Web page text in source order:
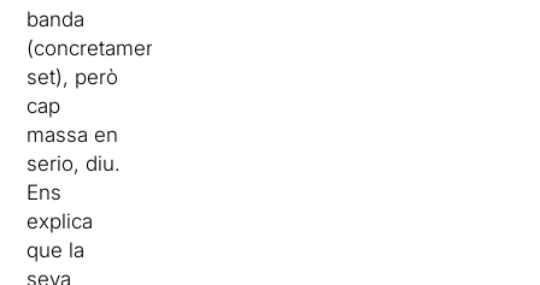
banda
(concretament
set), però
cap
massa en
serio, diu.
Ens
explica
que la
seva